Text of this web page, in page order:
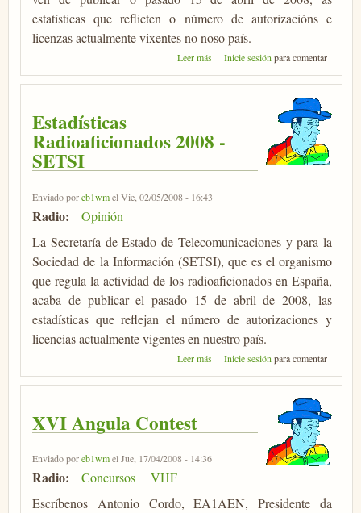
estatísticas que reflicten o número de autorizacións e
licenzas actualmente vixentes no noso país.
Leer más sobre Estatísticas Radioafeccionados
Inicie sesión para comentar
Estadísticas
Radioaficionados 2008 -
SETSI
Enviado poreb1wmel Vie, 02/05/2008 - 16:43
Radio:
Opinión
La Secretaría de Estado de Telecomunicaciones y para la
Sociedad de la Información (SETSI), que es el organismo
que regula la actividad de los radioaficionados en España,
acaba de publicar el pasado 15 de abril de 2008, las
estadísticas que reflejan el número de autorizaciones y
licencias actualmente vigentes en nuestro país.
Leer más sobre Estadísticas Radioaficionados
Inicie sesión para comentar
XVI Angula Contest
Enviado poreb1wmel Jue, 17/04/2008 - 14:36
Radio: Concursos
VHF
Escríbenos Antonio Cordo, EA1AEN, Presidente da